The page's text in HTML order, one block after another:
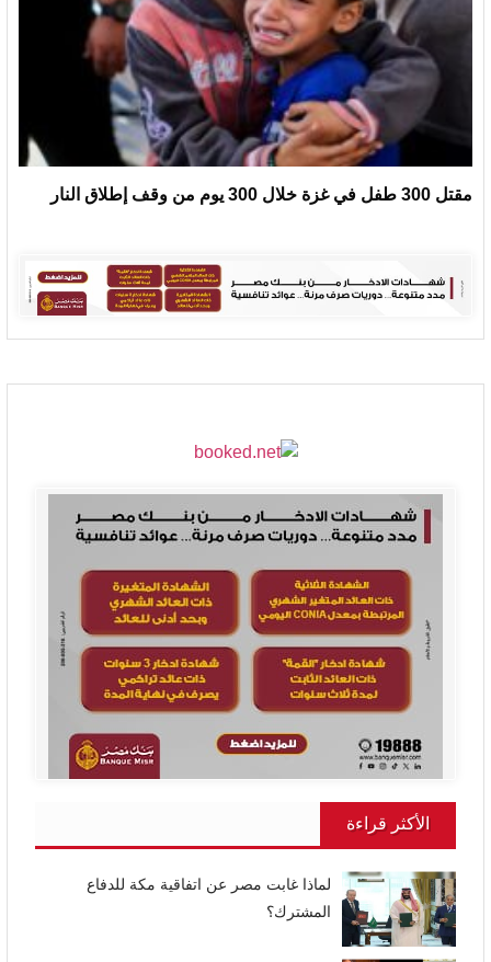
مقتل 300 طفل في غزة خلال 300 يوم من وقف إطلاق النار
الأكثر قراءة
لماذا غابت مصر عن اتفاقية مكة للدفاع
المشترك؟